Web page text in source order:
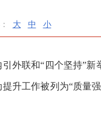
大 中 小
外联和“四个坚持”新
升工作被列为“质量